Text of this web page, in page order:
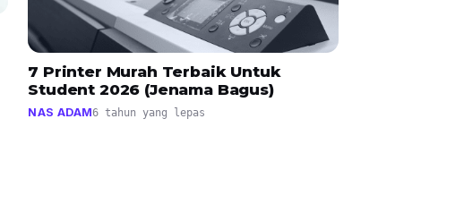
7 Printer Murah Terbaik Untuk
Student 2026 (Jenama Bagus)
NAS ADAM6 tahun yang lepas